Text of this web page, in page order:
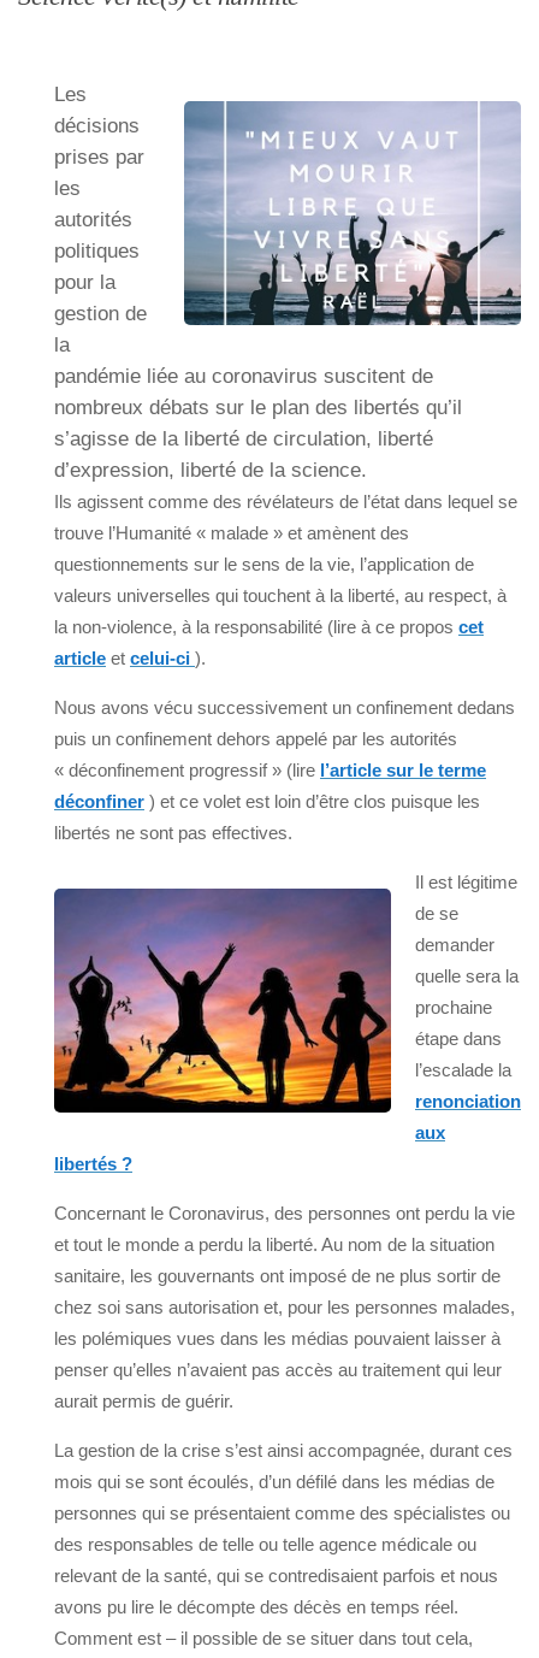
Les
décisions
prises par
les
autorités
politiques
pour la
gestion de
la
pandémie liée au coronavirus suscitent de
nombreux débats sur le plan des libertés qu’il
s’agisse de la liberté de circulation, liberté
d’expression, liberté de la science.
Ils agissent comme des révélateurs de l’état dans lequel se
trouve l’Humanité « malade » et amènent des
questionnements sur le sens de la vie, l’application de
valeurs universelles qui touchent à la liberté, au respect, à
la non-violence, à la responsabilité (lire à ce propos cet
article et celui-ci ).
Nous avons vécu successivement un confinement dedans
puis un confinement dehors appelé par les autorités
« déconfinement progressif » (lire l’article sur le terme
déconfiner ) et ce volet est loin d’être clos puisque les
libertés ne sont pas effectives.
Il est légitime
de se
demander
quelle sera la
prochaine
étape dans
l’escalade la
renonciation
aux
libertés ?
Concernant le Coronavirus, des personnes ont perdu la vie
et tout le monde a perdu la liberté. Au nom de la situation
sanitaire, les gouvernants ont imposé de ne plus sortir de
chez soi sans autorisation et, pour les personnes malades,
les polémiques vues dans les médias pouvaient laisser à
penser qu’elles n’avaient pas accès au traitement qui leur
aurait permis de guérir.
La gestion de la crise s’est ainsi accompagnée, durant ces
mois qui se sont écoulés, d’un défilé dans les médias de
personnes qui se présentaient comme des spécialistes ou
des responsables de telle ou telle agence médicale ou
relevant de la santé, qui se contredisaient parfois et nous
avons pu lire le décompte des décès en temps réel.
Comment est – il possible de se situer dans tout cela,